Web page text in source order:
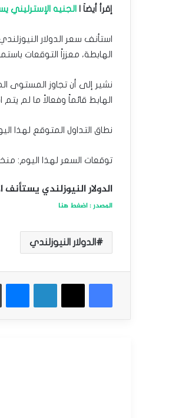
إقرأ أيضاَ | الجنيه الإسترليني
استأنف سعر الدولار
الهابطة، معززاً التوقعات
الهابط قائماً وفعالاً ما لم يتم اختراق
نطاق التداول المتوقع لهذا اليوم ما بين الدعم
توقعات السعر لهذا اليوم:
الدولار النيوزلندي يستأنف
المصدر : اضغط هنا
الدولار النيوزلندي
فيسبوك
‫X لينكدإن